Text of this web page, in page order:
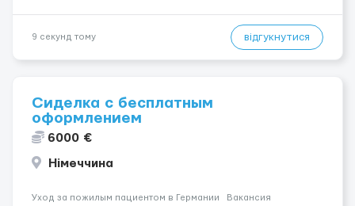
9 секунд тому відгукнутися
Сиделка с бесплатным
оформлением
6000 €
Німеччина
Уход за пожилым пациентом в Германии Вакансия